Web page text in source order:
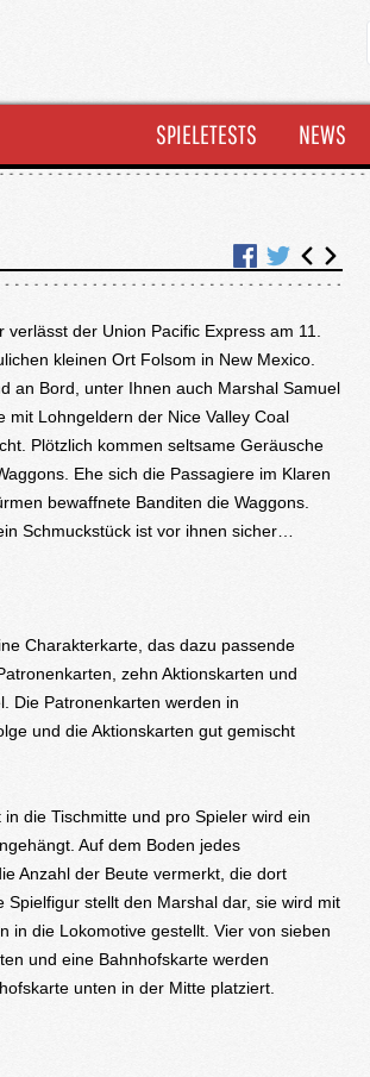
SPIELETESTS NEWS
der Union Pacific Express am 11.
kleinen Ort Folsom in New Mexico.
an Bord, unter Ihnen auch Marshal Samuel
mit Lohngeldern der Nice Valley Coal
Plötzlich kommen seltsame Geräusche
Ehe sich die Passagiere im Klaren
bewaffnete Banditen die Waggons.
Schmuckstück ist vor ihnen sicher…
Charakterkarte, das dazu passende
zehn Aktionskarten und
Die Patronenkarten werden in
und die Aktionskarten gut gemischt
die Tischmitte und pro Spieler wird ein
Auf dem Boden jedes
Anzahl der Beute vermerkt, die dort
Spielfigur stellt den Marshal dar, sie wird mit
in die Lokomotive gestellt. Vier von sieben
und eine Bahnhofskarte werden
unten in der Mitte platziert.